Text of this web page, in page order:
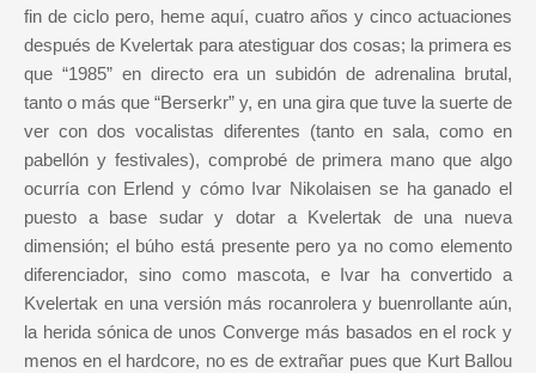
fin de ciclo pero, heme aquí, cuatro años y cinco actuaciones
después de Kvelertak para atestiguar dos cosas; la primera es
que “1985” en directo era un subidón de adrenalina brutal,
tanto o más que “Berserkr” y, en una gira que tuve la suerte de
ver con dos vocalistas diferentes (tanto en sala, como en
pabellón y festivales), comprobé de primera mano que algo
ocurría con Erlend y cómo Ivar Nikolaisen se ha ganado el
puesto a base sudar y dotar a Kvelertak de una nueva
dimensión; el búho está presente pero ya no como elemento
diferenciador, sino como mascota, e Ivar ha convertido a
Kvelertak en una versión más rocanrolera y buenrollante aún,
la herida sónica de unos Converge más basados en el rock y
menos en el hardcore, no es de extrañar pues que Kurt Ballou